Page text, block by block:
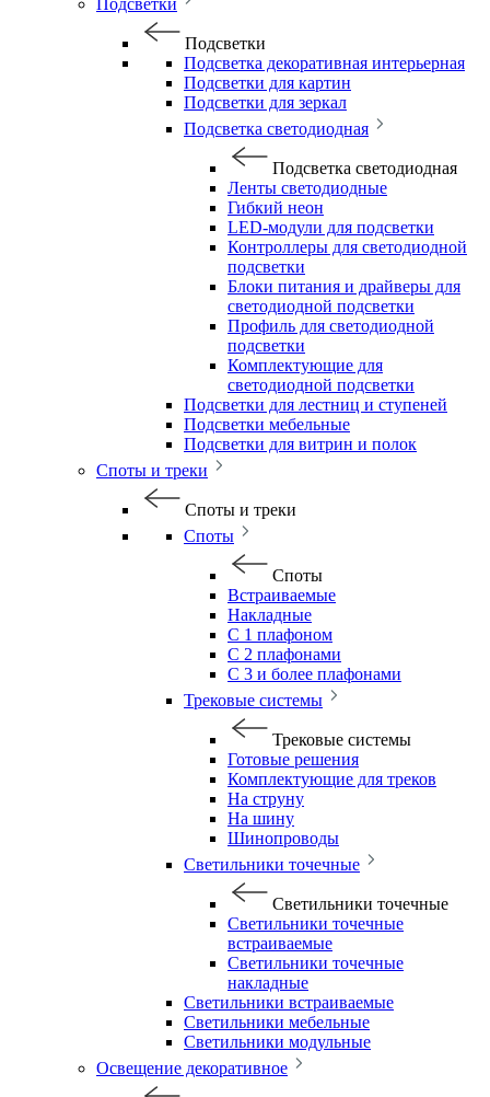
Подсветки
Подсветки
Подсветка декоративная интерьерная
Подсветки для картин
Подсветки для зеркал
Подсветка светодиодная
Подсветка светодиодная
Ленты светодиодные
Гибкий неон
LED-модули для подсветки
Контроллеры для светодиодной
подсветки
Блоки питания и драйверы для
светодиодной подсветки
Профиль для светодиодной
подсветки
Комплектующие для
светодиодной подсветки
Подсветки для лестниц и ступеней
Подсветки мебельные
Подсветки для витрин и полок
Споты и треки
Споты и треки
Споты
Споты
Встраиваемые
Накладные
С 1 плафоном
С 2 плафонами
С 3 и более плафонами
Трековые системы
Трековые системы
Готовые решения
Комплектующие для треков
На струну
На шину
Шинопроводы
Светильники точечные
Светильники точечные
Светильники точечные
встраиваемые
Светильники точечные
накладные
Светильники встраиваемые
Светильники мебельные
Светильники модульные
Освещение декоративное